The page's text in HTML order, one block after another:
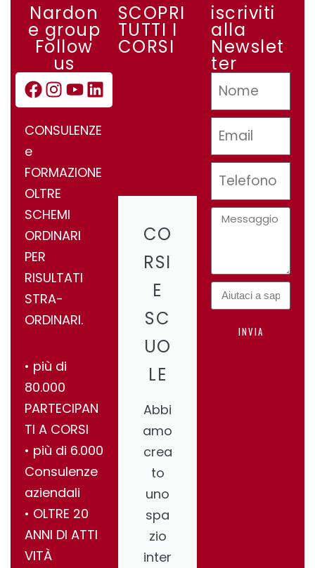
Nardon
e group
Follow
us
CONSULENZE
e
FORMAZIONE
OLTRE
SCHEMI
ORDINARI
PER
RISULTATI
STRA-
ORDINARI.
•⁠ ⁠più di
80.000
PARTECIPAN
TI A CORSI
•⁠ ⁠più di 6.000
Consulenze
aziendali
•⁠ ⁠OLTRE 20
ANNI DI ATTI
VITÀ
SCOPRI
TUTTI I
CORSI
CO
RSI
E
SC
UO
LE
Abbi
amo
crea
to
uno
spa
zio
inter
iscriviti
alla
Newslet
ter
INVIA